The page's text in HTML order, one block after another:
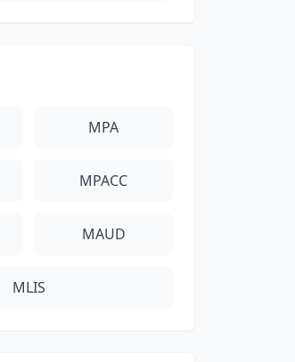
MPA
MPACC
MAUD
MLIS